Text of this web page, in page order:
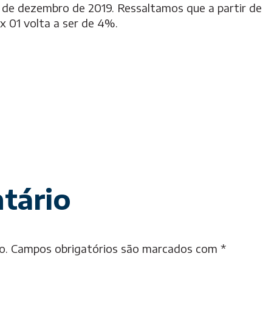
dezembro de 2019. Ressaltamos que a partir de
01 volta a ser de 4%.
Campos obrigatórios são marcados com *